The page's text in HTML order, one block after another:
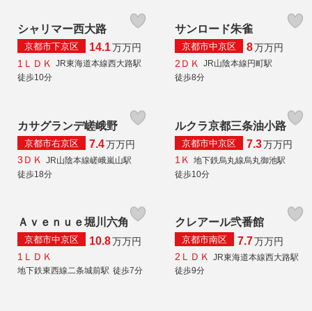
シャリマー西大路
京都市下京区 14.1万万円
1ＬＤＫ
JR東海道本線西大路駅
徒歩10分
サンロード朱雀
京都市中京区 8万万円
2ＤＫ
JR山陰本線円町駅
徒歩8分
カサグランデ嵯峨野
京都市右京区 7.4万万円
3ＤＫ JR山陰本線嵯峨嵐山駅
徒歩18分
ルクラ京都三条油小路
京都市中京区 7.3万万円
1Ｋ 地下鉄烏丸線烏丸御池駅
徒歩10分
Ａｖｅｎｕｅ堀川六角
京都市中京区 10.8万万円
1ＬＤＫ
地下鉄東西線二条城前駅 徒歩7分
クレアール弐番館
京都市南区 7.7万万円
2ＬＤＫ
JR東海道本線西大路駅
徒歩9分